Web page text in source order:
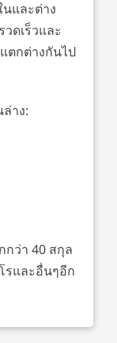
และต่าง
ดเร็วและ
ตกต่างกันไป
าง:
กว่า 40 สกุล
รและอื่นๆอีก